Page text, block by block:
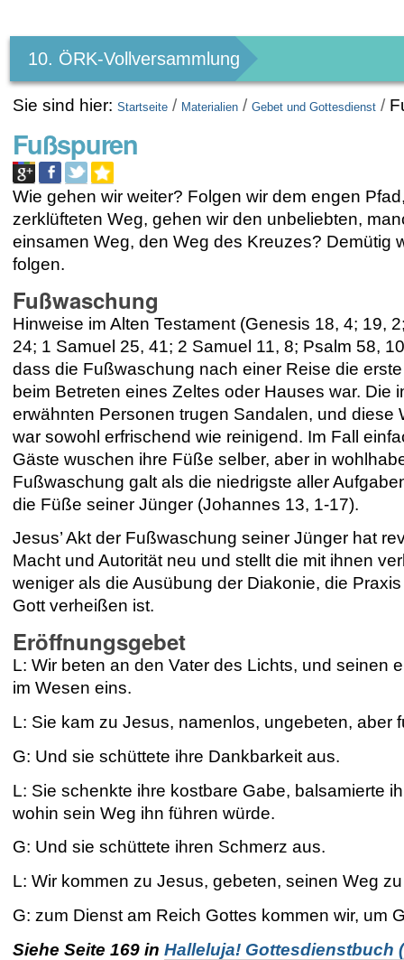
Werkzeuge
10. ÖRK-Vollversammlung
Sie sind hier: Startseite / Materialien /Gebet und Gottesdienst /
Fußspuren
Wie gehen wir weiter? Folgen wir dem engen
zerklüfteten Weg, gehen wir den unbeliebten,
einsamen Weg, den Weg des Kreuzes? Demütig
folgen.
Fußwaschung
Hinweise im Alten Testament (Genesis 18, 4; 19,
24; 1 Samuel 25, 41; 2 Samuel 11, 8; Psalm 58,
dass die Fußwaschung nach einer Reise die
beim Betreten eines Zeltes oder Hauseswar. Die
erwähnten Personen trugen Sandalen, und diese
war sowohl erfrischend wie reinigend. Im Fall
Gäste wuschen ihre Füße selber,aber in
Fußwaschung galt als die niedrigste aller
die Füße seiner Jünger (Johannes 13, 1-17).
Jesus’ Akt der Fußwaschung seiner Jünger hat
Macht und Autorität neu und stelltdie mit ihnen
weniger als die Ausübung der Diakonie, die
Gott verheißen ist.
Eröffnungsgebet
L: Wir beten an den Vater des Lichts, und seinen
im Wesen eins.
L: Sie kam zu Jesus, namenlos, ungebeten, aber
G: Und sie schüttete ihre Dankbarkeit aus.
L: Sie schenkte ihre kostbare Gabe, balsamierte
wohin sein Weg ihn führen würde.
G: Und sie schüttete ihren Schmerz aus.
L: Wir kommen zu Jesus,gebeten, seinen Weg
G: zum Dienst am Reich Gottes kommen wir, um
Siehe Seite 169 inHalleluja! Gottesdienstbuch